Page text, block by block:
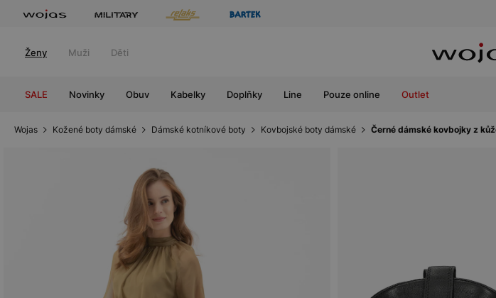
Ženy Muži Děti
SALE Novinky Obuv Kabelky Doplňky Line Pouze online Outlet
Wojas Kožené boty dámské Dámské kotníkové boty Kovbojské boty dámské Černé dámské kovbojky z